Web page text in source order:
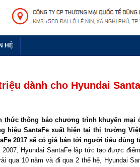
HỆ
dành cho Hyundai
thức thông báo chương trình khuyến
hiệu SantaFe xuất hiện tại thị trường
2017 sẽ có giá bán tới người tiêu dùng
Hyundai SantaFe lập tức tạo được
qua 10 năm và đi qua 2 thế hệ, Hyundai